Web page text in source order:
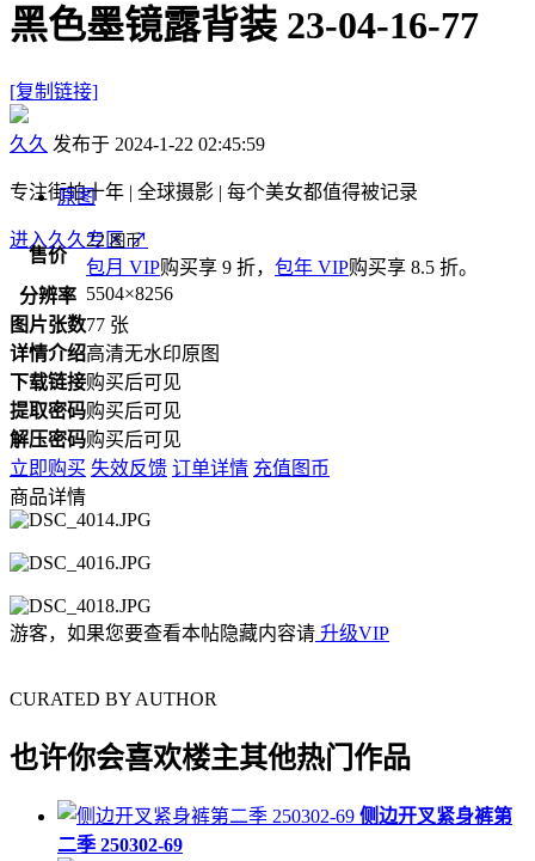
黑色墨镜露背装 23-04-16-77
[复制链接]
久久 发布于 2024-1-22 02:45:59
专注街拍十年 | 全球摄影 | 每个美女都值得被记录
进入久久专区↗
原图
售价
22图币
包月 VIP购买享 9 折， 包年 VIP购买享 8.5 折。
分辨率 5504×8256
图片张数77 张
详情介绍高清无水印原图
下载链接购买后可见
提取密码购买后可见
解压密码购买后可见
立即购买 失效反馈 订单详情 充值图币
商品详情
游客，如果您要查看本帖隐藏内容请 升级VIP
CURATED BY AUTHOR
也许你会喜欢楼主其他热门作品
侧边开叉紧身裤第
二季 250302-69